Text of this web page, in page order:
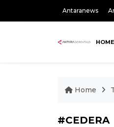
Antaranews
HOME
Home
#CEDERA